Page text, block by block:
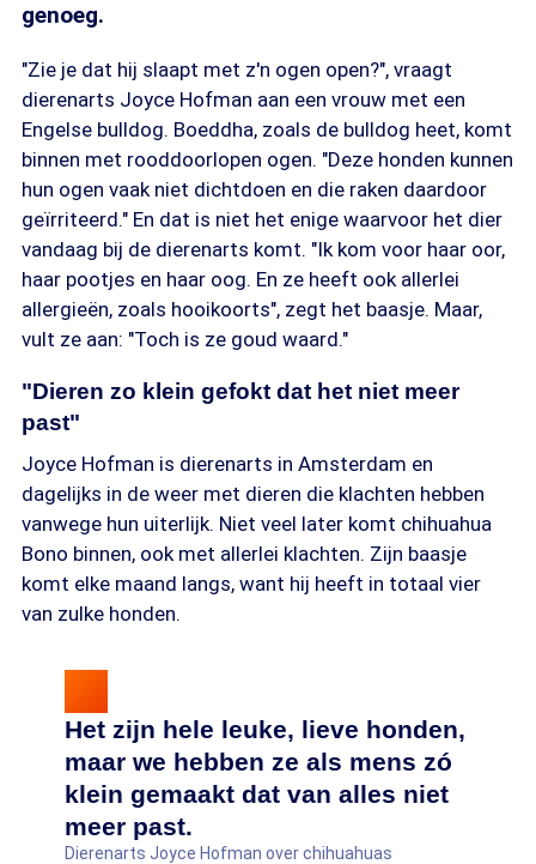
genoeg.
"Zie je dat hij slaapt met z'n ogen open?", vraagt
dierenarts Joyce Hofman aan een vrouw met een
Engelse bulldog. Boeddha, zoals de bulldog heet, komt
binnen met rooddoorlopen ogen. "Deze honden kunnen
hun ogen vaak niet dichtdoen en die raken daardoor
geïrriteerd." En dat is niet het enige waarvoor het dier
vandaag bij de dierenarts komt. "Ik kom voor haar oor,
haar pootjes en haar oog. En ze heeft ook allerlei
allergieën, zoals hooikoorts", zegt het baasje. Maar,
vult ze aan: "Toch is ze goud waard."
"Dieren zo klein gefokt dat het niet meer
past"
Joyce Hofman is dierenarts in Amsterdam en
dagelijks in de weer met dieren die klachten hebben
vanwege hun uiterlijk. Niet veel later komt chihuahua
Bono binnen, ook met allerlei klachten. Zijn baasje
komt elke maand langs, want hij heeft in totaal vier
van zulke honden.
Het zijn hele leuke, lieve honden,
maar we hebben ze als mens zó
klein gemaakt dat van alles niet
meer past.
Dierenarts Joyce Hofman over chihuahuas